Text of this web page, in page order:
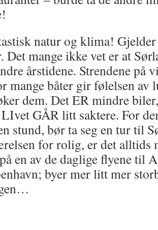
natur og klima!
Det mange ikke vet er at
årstidene. Strendene på
mange båter gir følelsen av
dem. Det ER mindre
GÅR litt saktere. For
stund, bør ta seg en tur til
for rolig, er det alltids
en av de daglige flyene til
byer mer litt mer